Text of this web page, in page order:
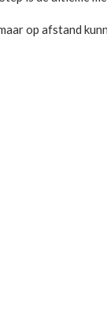
op afstand